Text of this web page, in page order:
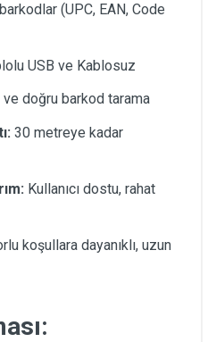
(UPC, EAN, Code
USB ve Kablosuz
ve doğru barkod tarama
30 metreye kadar
Kullanıcı dostu, rahat
koşullara dayanıklı, uzun